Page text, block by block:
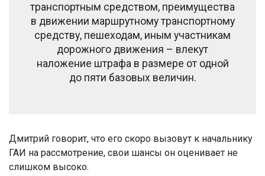
транспортным средством, преимущества
в движении маршрутному транспортному
средству, пешеходам, иным участникам
дорожного движения – влекут
наложение штрафа в размере от одной
до пяти базовых величин.
Дмитрий говорит, что его скоро вызовут к начальнику
ГАИ на рассмотрение, свои шансы он оценивает не
слишком высоко.